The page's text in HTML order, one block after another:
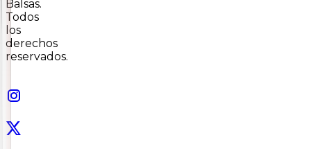
Balsas.
Todos
los
derechos
reservados.